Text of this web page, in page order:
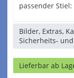
passender Stiel:
Bilder, Extras,
Sicherheits-
Lieferbar ab